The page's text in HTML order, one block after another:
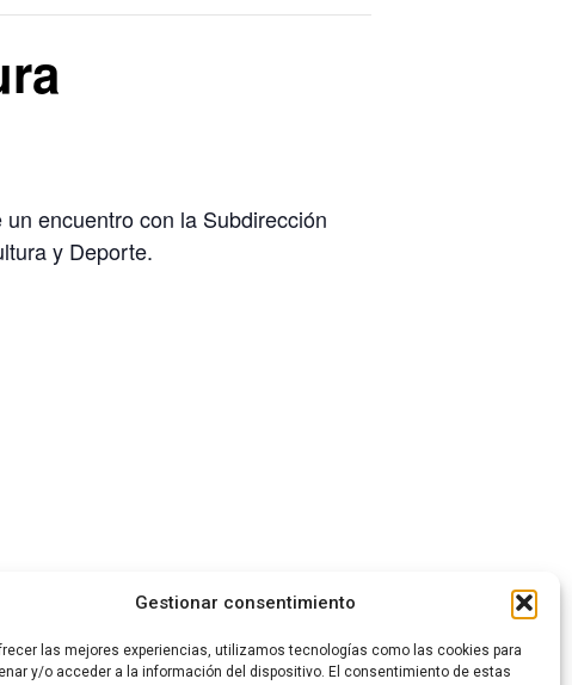
Gestionar consentimiento
las mejores experiencias, utilizamos tecnologías como las cookies para
y/o acceder a la información del dispositivo. El consentimiento de estas
encuentro con la Subdirección
y Deporte.
de la cuarta edición de Dinamiz-ARTj